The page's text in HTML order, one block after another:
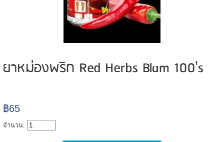
ยาหม่องพริก Red Herbs Blam 100's
฿65
จำนวน: